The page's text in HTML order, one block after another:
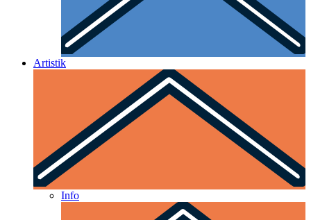
Artistik
Info